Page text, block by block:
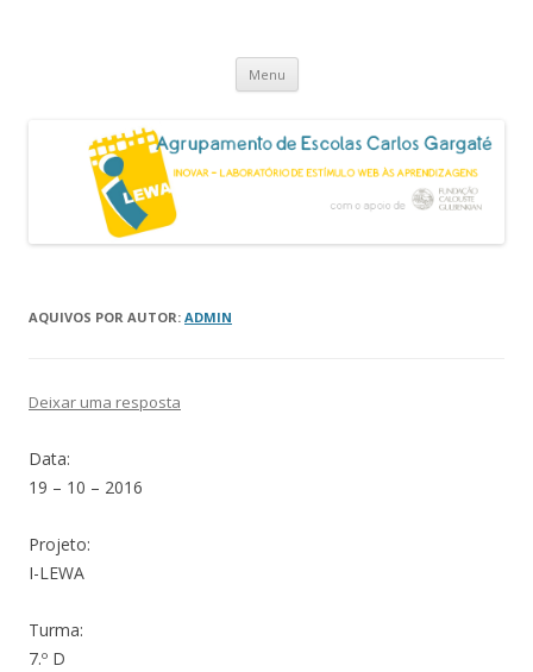
Menu Saltar
o
AQUIVOS POR AUTOR: ADMIN
Deixar uma resposta
Data:
19 – 10 – 2016
Projeto:
I-LEWA
Turma:
7.º D